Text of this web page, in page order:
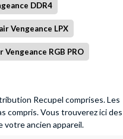
DDR4
Vengeance LPX
Vengeance RGB PRO
Recupel comprises. Les
compris. Vous trouverez ici des
votre ancien appareil.